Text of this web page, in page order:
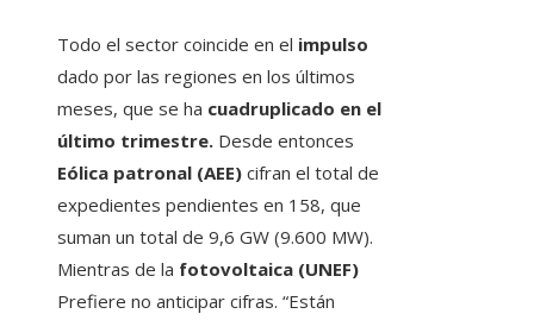
Todo el sector coincide en el impulso
dado por las regiones en los últimos
meses, que se ha cuadruplicado en el
último trimestre. Desde entonces
Eólica patronal (AEE) cifran el total de
expedientes pendientes en 158, que
suman un total de 9,6 GW (9.600 MW).
Mientras de la fotovoltaica (UNEF)
Prefiere no anticipar cifras. “Están